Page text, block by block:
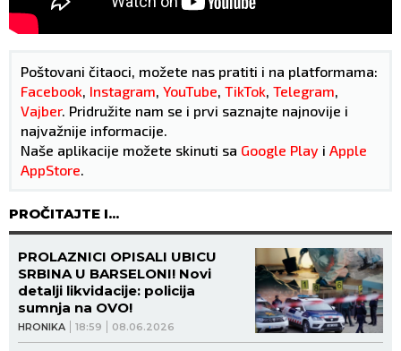
Poštovani čitaoci, možete nas pratiti i na platformama:
Facebook, Instagram, YouTube, TikTok, Telegram,
Vajber. Pridružite nam se i prvi saznajte najnovije i
najvažnije informacije.
Naše aplikacije možete skinuti sa Google Play i Apple
AppStore.
PROČITAJTE I...
HRONIKA 18:59 08.06.2026
PROLAZNICI OPISALI UBICU
SRBINA U BARSELONI! Novi
detalji likvidacije: policija
sumnja na OVO!